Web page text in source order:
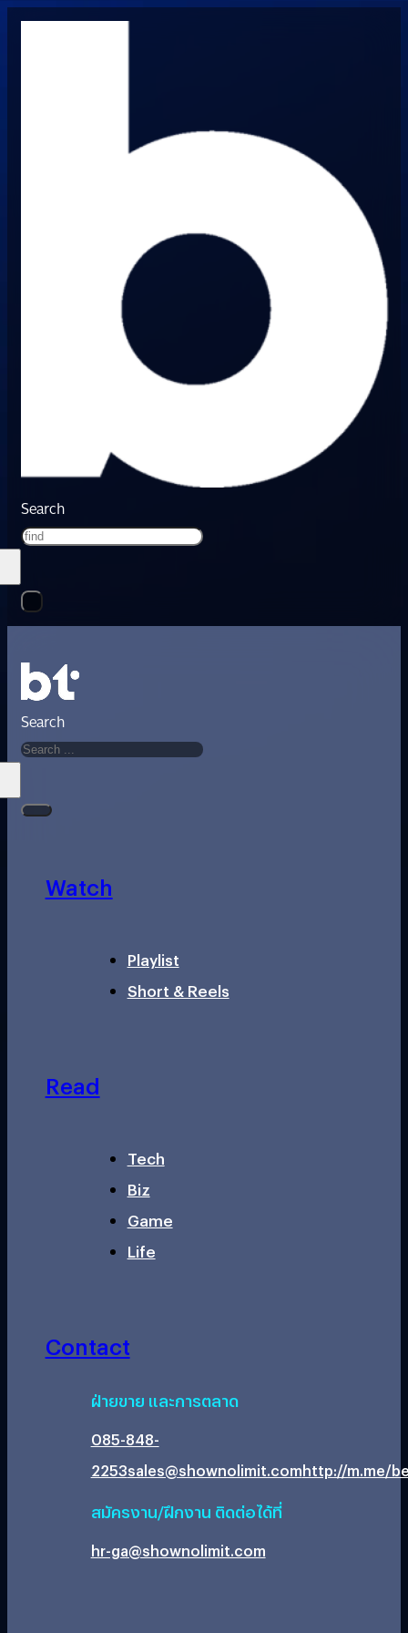
Search
Search
Watch
Playlist
Short & Reels
Read
Tech
Biz
Game
Life
Contact
ฝ่ายขาย และการตลาด
085-848-
2253sales@shownolimit.comhttp://m.me/
สมัครงาน/ฝึกงาน ติดต่อได้ที่
hr-ga@shownolimit.com